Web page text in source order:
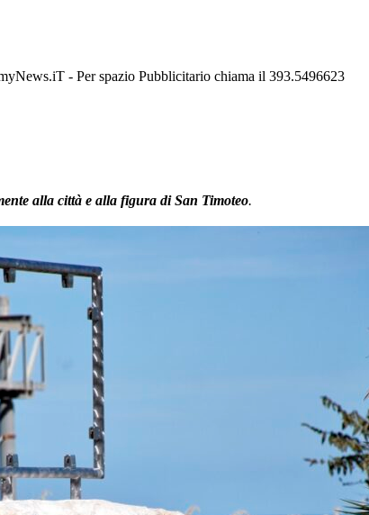
- Per spazio Pubblicitario chiama il 393.5496623
alla città e alla figura di San Timoteo.